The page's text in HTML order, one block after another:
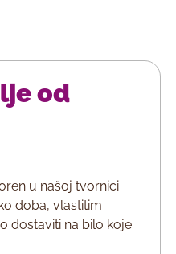
od
u našoj tvornici
doba, vlastitim
dostaviti na bilo koje